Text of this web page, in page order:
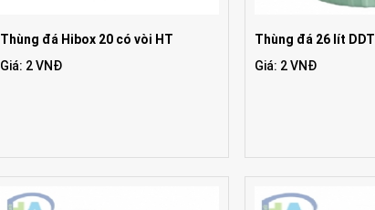
Thùng đá Hibox 20 có vòi HT
Giá: 2 VNĐ
Thùng đá 26 lít DDT
Giá: 2 VNĐ